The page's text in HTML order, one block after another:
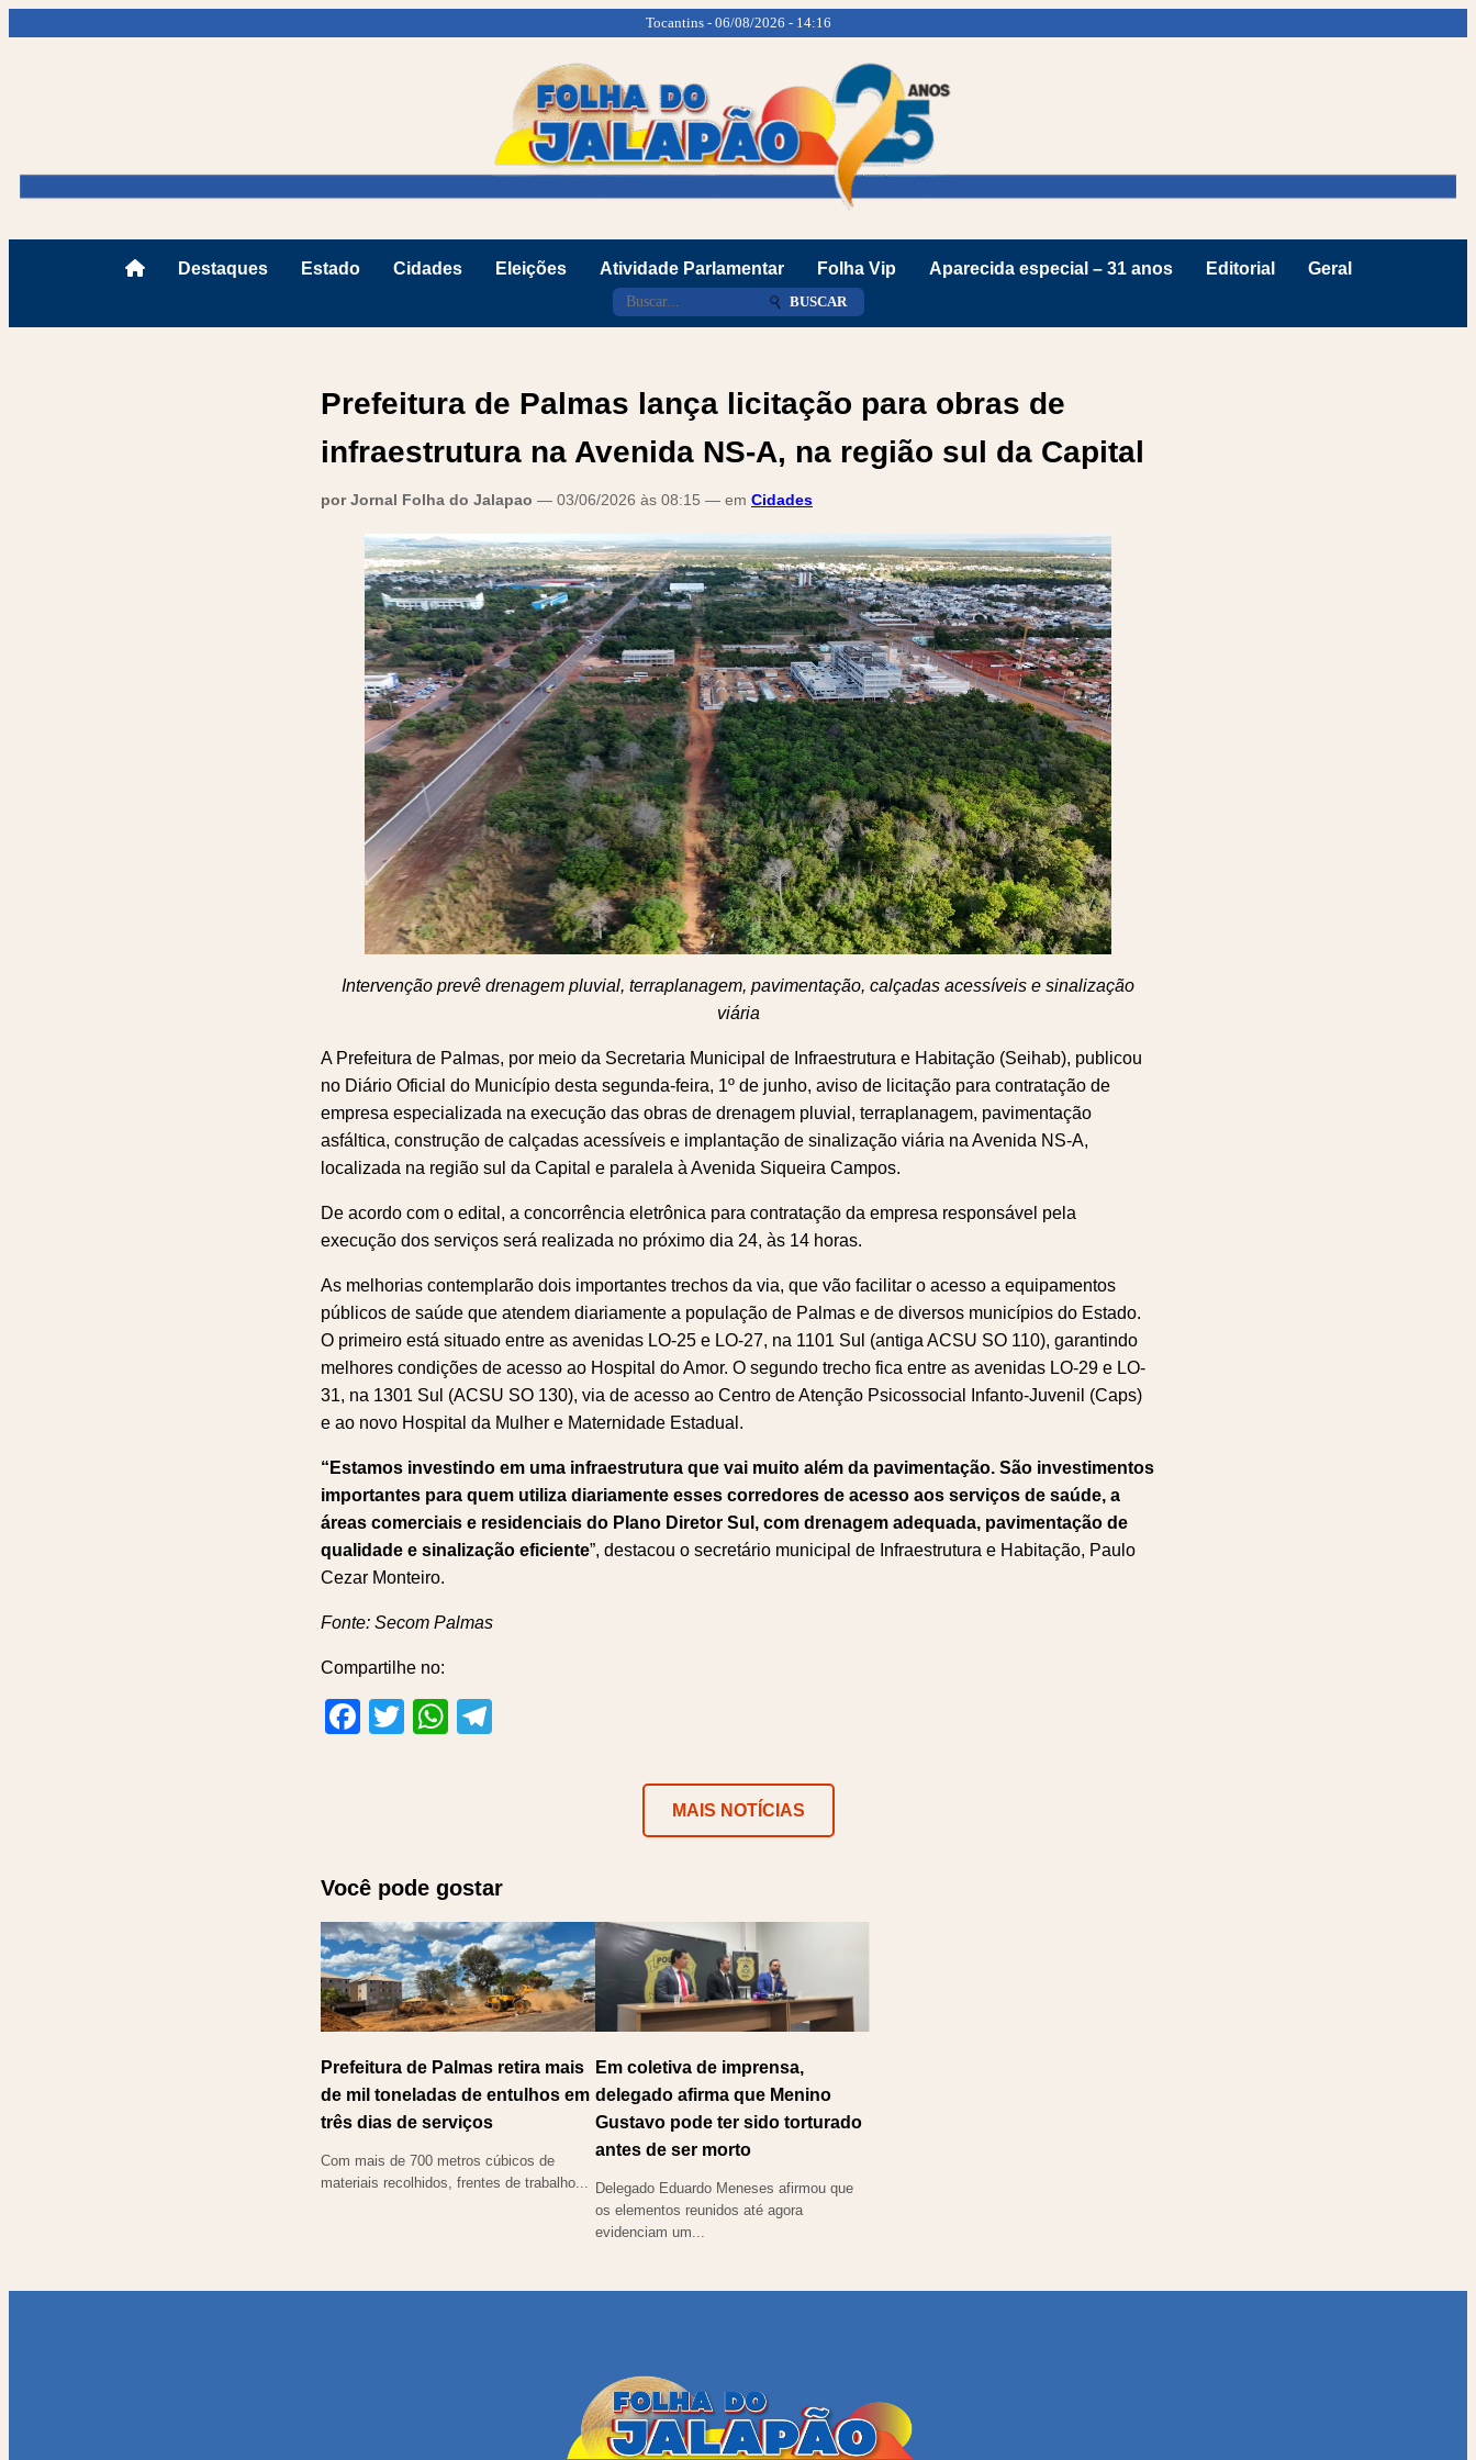
Tocantins - 06/08/2026 - 14:16
Destaques Estado Cidades Eleições Atividade Parlamentar Folha Vip Aparecida especial – 31 anos Editorial Geral
BUSCAR
Prefeitura de Palmas lança licitação para obras de
infraestrutura na Avenida NS-A, na região sul da Capital
por Jornal Folha do Jalapao — 03/06/2026 às 08:15 — em Cidades
Intervenção prevê drenagem pluvial, terraplanagem, pavimentação, calçadas acessíveis e sinalização
viária
A Prefeitura de Palmas, por meio da Secretaria Municipal de Infraestrutura e Habitação (Seihab), publicou
no Diário Oficial do Município desta segunda-feira, 1º de junho, aviso de licitação para contratação de
empresa especializada na execução das obras de drenagem pluvial, terraplanagem, pavimentação
asfáltica, construção de calçadas acessíveis e implantação de sinalização viária na Avenida NS-A,
localizada na região sul da Capital e paralela à Avenida Siqueira Campos.
De acordo com o edital, a concorrência eletrônica para contratação da empresa responsável pela
execução dos serviços será realizada no próximo dia 24, às 14 horas.
As melhorias contemplarão dois importantes trechos da via, que vão facilitar o acesso a equipamentos
públicos de saúde que atendem diariamente a população de Palmas e de diversos municípios do Estado.
O primeiro está situado entre as avenidas LO-25 e LO-27, na 1101 Sul (antiga ACSU SO 110), garantindo
melhores condições de acesso ao Hospital do Amor. O segundo trecho fica entre as avenidas LO-29 e LO-
31, na 1301 Sul (ACSU SO 130), via de acesso ao Centro de Atenção Psicossocial Infanto-Juvenil (Caps)
e ao novo Hospital da Mulher e Maternidade Estadual.
“Estamos investindo em uma infraestrutura que vai muito além da pavimentação. São investimentos
importantes para quem utiliza diariamente esses corredores de acesso aos serviços de saúde, a
áreas comerciais e residenciais do Plano Diretor Sul, com drenagem adequada, pavimentação de
qualidade e sinalização eficiente”, destacou o secretário municipal de Infraestrutura e Habitação, Paulo
Cezar Monteiro.
Fonte: Secom Palmas
Compartilhe no:
Facebook
TwitterWhatsApp
MAIS NOTÍCIAS
Você pode gostar
Prefeitura de Palmas retira mais
de mil toneladas de entulhos em
três dias de serviços
Com mais de 700 metros cúbicos de
materiais recolhidos, frentes de trabalho...
Em coletiva de imprensa,
delegado afirma que Menino
Gustavo pode ter sido torturado
antes de ser morto
Delegado Eduardo Meneses afirmou que
os elementos reunidos até agora
evidenciam um...